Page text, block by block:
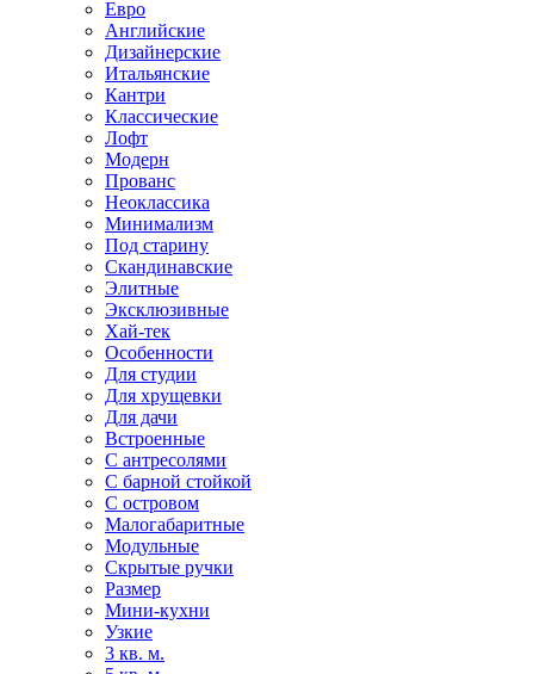
Евро
Английские
Дизайнерские
Итальянские
Кантри
Классические
Лофт
Модерн
Прованс
Неоклассика
Минимализм
Под старину
Скандинавские
Элитные
Эксклюзивные
Хай-тек
Особенности
Для студии
Для хрущевки
Для дачи
Встроенные
С антресолями
С барной стойкой
С островом
Малогабаритные
Модульные
Скрытые ручки
Размер
Мини-кухни
Узкие
3 кв. м.